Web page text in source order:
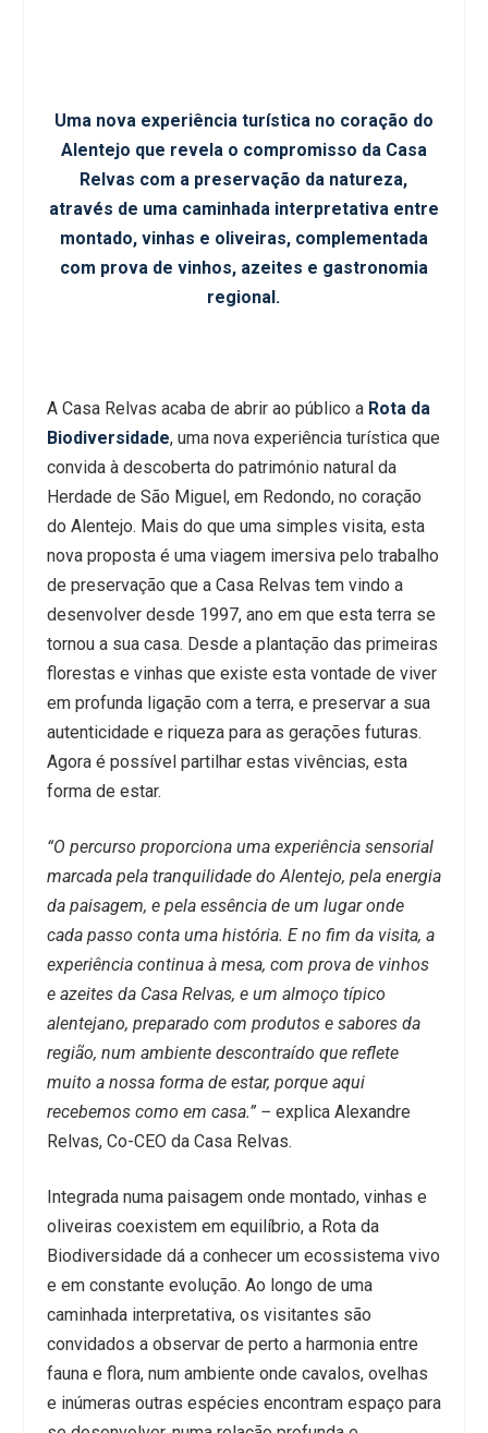
Uma nova experiência turística no coração do
Alentejo que revela o compromisso da Casa
Relvas com a preservação da natureza,
através de uma caminhada interpretativa entre
montado, vinhas e oliveiras, complementada
com prova de vinhos, azeites e gastronomia
regional.
A Casa Relvas acaba de abrir ao público a Rota da
Biodiversidade, uma nova experiência turística que
convida à descoberta do património natural da
Herdade de São Miguel, em Redondo, no coração
do Alentejo. Mais do que uma simples visita, esta
nova proposta é uma viagem imersiva pelo trabalho
de preservação que a Casa Relvas tem vindo a
desenvolver desde 1997, ano em que esta terra se
tornou a sua casa. Desde a plantação das primeiras
florestas e vinhas que existe esta vontade de viver
em profunda ligação com a terra, e preservar a sua
autenticidade e riqueza para as gerações futuras.
Agora é possível partilhar estas vivências, esta
forma de estar.
“O percurso proporciona uma experiência sensorial
marcada pela tranquilidade do Alentejo, pela energia
da paisagem, e pela essência de um lugar onde
cada passo conta uma história. E no fim da visita, a
experiência continua à mesa, com prova de vinhos
e azeites da Casa Relvas, e um almoço típico
alentejano, preparado com produtos e sabores da
região, num ambiente descontraído que reflete
muito a nossa forma de estar, porque aqui
recebemos como em casa.”– explica Alexandre
Relvas, Co-CEO da Casa Relvas.
Integrada numa paisagem onde montado, vinhas e
oliveiras coexistem em equilíbrio, a Rota da
Biodiversidade dá a conhecer um ecossistema vivo
e em constante evolução. Ao longo de uma
caminhada interpretativa, os visitantes são
convidados a observar de perto a harmonia entre
fauna e flora, num ambiente onde cavalos, ovelhas
e inúmeras outras espécies encontram espaço para